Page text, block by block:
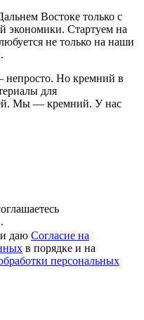
Востоке только с
экономики. Стартуем на
не только на наши
непросто. Но кремний в
для
Мы — кремний. У нас
даю Согласие на
в порядке и на
персональных